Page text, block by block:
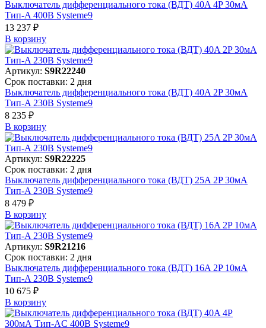
Выключатель дифференциального тока (ВДТ) 40A 4P 30мА
Тип-A 400В Systeme9
13 237 ₽
В корзинy
Артикул: S9R22240
Срок поставки: 2 дня
Выключатель дифференциального тока (ВДТ) 40A 2P 30мА
Тип-A 230В Systeme9
8 235 ₽
В корзинy
Артикул: S9R22225
Срок поставки: 2 дня
Выключатель дифференциального тока (ВДТ) 25A 2P 30мА
Тип-A 230В Systeme9
8 479 ₽
В корзинy
Артикул: S9R21216
Срок поставки: 2 дня
Выключатель дифференциального тока (ВДТ) 16A 2P 10мА
Тип-A 230В Systeme9
10 675 ₽
В корзинy